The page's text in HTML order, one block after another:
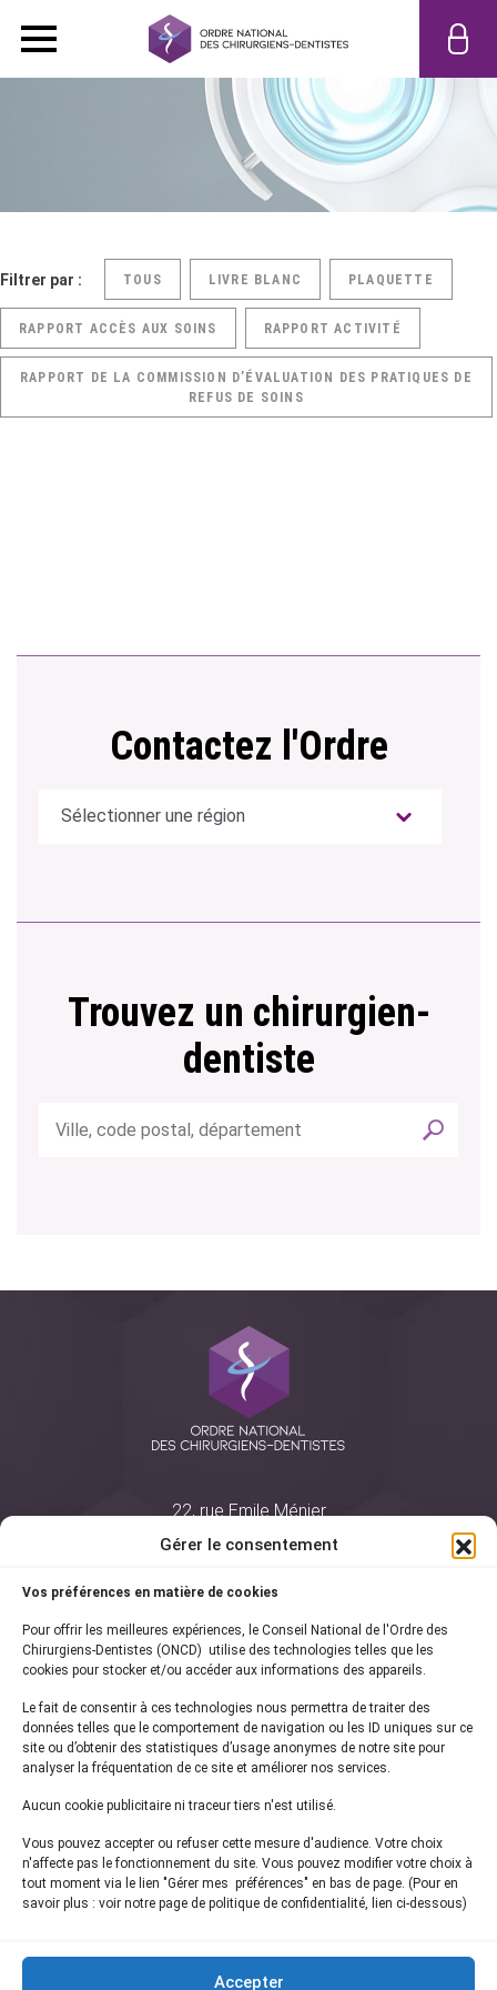
Gérer le consentement
Vos préférences en matière de cookies
Pour offrir les meilleures expériences, le Conseil National de l'Ordre des
Chirurgiens-Dentistes (ONCD) utilise des technologies telles que les
cookies pour stocker et/ou accéder aux informations des appareils.
Le fait de consentir à ces technologies nous permettra de traiter des
données telles que le comportement de navigation ou les ID uniques sur ce
site ou d’obtenir des statistiques d’usage anonymes de notre site pour
analyser la fréquentation de ce site et améliorer nos services.
Aucun cookie publicitaire ni traceur tiers n'est utilisé.
Vous pouvez accepter ou refuser cette mesure d'audience. Votre choix
n'affecte pas le fonctionnement du site. Vous pouvez modifier votre choix à
tout moment via le lien "Gérer mes préférences" en bas de page. (Pour en
savoir plus : voir notre page de politique de confidentialité, lien ci-dessous)
Accepter
Filtrer par : TOUS LIVRE BLANC PLAQUETTE
RAPPORT ACCÈS AUX SOINS RAPPORT ACTIVITÉ
RAPPORT DE LA COMMISSION D’ÉVALUATION DES PRATIQUES DE
REFUS DE SOINS
Contactez l'Ordre
Trouvez un chirurgien-
dentiste
22, rue Emile Ménier
75761 Paris Cedex 16
01 44 34 78 80
courrier@oncd.org
Actualités
Presse
Informations légales
Plan du site
Inscrivez-vous à notrenewsletter